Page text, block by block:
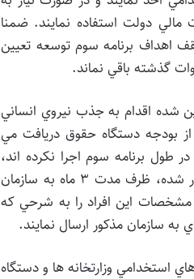
قانون تنظيم بخشي از مقررات مالي دولت استفاده نمايند. ضمنا
مجوزهاي استخدامي باقيمانده خود را تا پايان سال 1383 در سقف اهداف برنامه سوم توسعه تعيين
گذشته باقي نماند.
شده اقدام به جذب نيروي انساني
بودجه دستگاه حقوق دريافت مي
انساني در طول برنامه سوم اجرا نکرده اند،
بايستي در راستاي بند «ب» ماده 3 قانون ياد شده، ضمن ارائه برنامه تحقق سياست منظور شده، ظرف مدت 3 ماه به سازمان
مشخصات اين افراد را به شرحي که
به سازمان مذکور ارسال نمايند.
استخدامي وزارتخانه ها و دستگاه